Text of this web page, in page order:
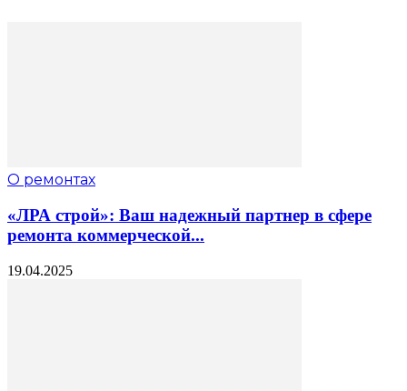
О ремонтах
«ЛРА строй»: Ваш надежный партнер в сфере
ремонта коммерческой...
19.04.2025